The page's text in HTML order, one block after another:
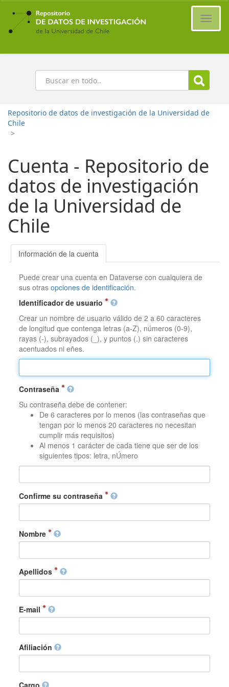
Ir
contenido
principal
Buscar
Repositorio de datos de investigación de la Universidad de
Chile
>
Cuenta - Repositorio de
datos de investigación
de la Universidad de
Chile
Información de la cuenta
Puede crear una cuenta en Dataverse con cualquiera de
sus otrasopciones de identificación.
Identificador de usuario
Crear un nombre de usuario válido de 2 a 60 caracteres
de longitud que contenga letras (a-Z), números (0-9),
rayas (-), subrayados (_), y puntos (.) sin caracteres
acentuados ni eñes.
Contraseña
Su contraseña debe de contener:
De 6 caracteres por lo menos (las contraseñas que
tengan por lo menos 20 caracteres no necesitan
cumplir más requisitos)
Al menos 1 carácter de cada tiene que ser de los
siguientes tipos: letra, nÚmero
Confirme su contraseña
Nombre
Apellidos
E-mail
Afiliación
Cargo